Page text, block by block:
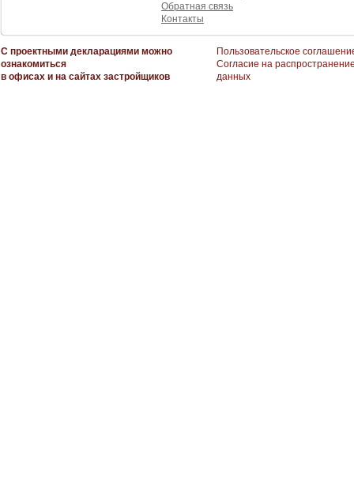
Обратная связь
Контакты
С проектными декларациями можно
ознакомиться
в офисах и на сайтах застройщиков
Пользовательское
Согласие на
данных